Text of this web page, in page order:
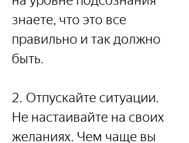
знаете, что это все
правильно и так должно
быть.
2. Отпускайте ситуации.
Не настаивайте на своих
желаниях. Чем чаще вы